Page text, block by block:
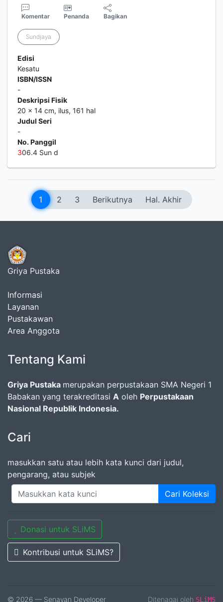
Komentar Penanda Bagikan
Sundjaya
Edisi
Kesatu
ISBN/ISSN
-
Deskripsi Fisik
20 x 14 cm, ilus, 161 hal
Judul Seri
-
No. Panggil
306.4 Sun d
1 2 3 Berikutnya Hal. Akhir
Griya Pustaka
Informasi
Layanan
Pustakawan
Area Anggota
Tentang Kami
Griya Pustaka merupakan perpustakaan SMA Negeri 1
Babakan yang terakreditasi A oleh Perpustakaan
Nasional Republik Indonesia.
Cari
masukkan satu atau lebih kata kunci dari judul,
pengarang, atau subjek
Cari Koleksi
Donasi untuk SLiMS
Kontribusi untuk SLiMS?
© 2026 — Senayan Developer Ditenagai oleh SLiMS